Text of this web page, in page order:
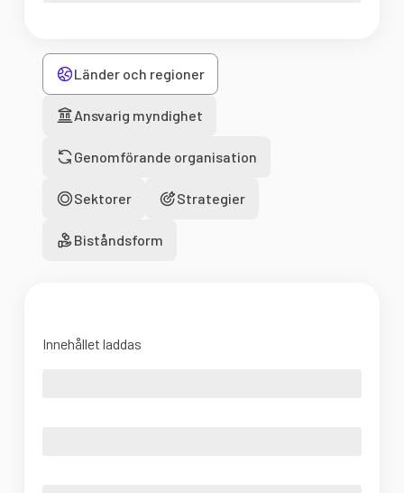
Länder och regioner
Ansvarig myndighet
Genomförande organisation
Sektorer Strategier
Biståndsform
Innehållet laddas